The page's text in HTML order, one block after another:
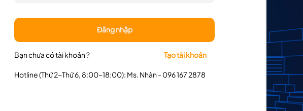
Đăng nhập
Bạn chưa có tài khoản ? Tạo tài khoản
Hotline (Thứ 2-Thứ 6, 8:00-18:00): Ms. Nhàn - 096 167 2878